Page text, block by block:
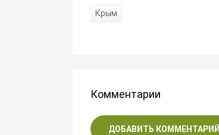
Крым
Комментарии
ДОБАВИТЬ КОММЕНТАРИЙ